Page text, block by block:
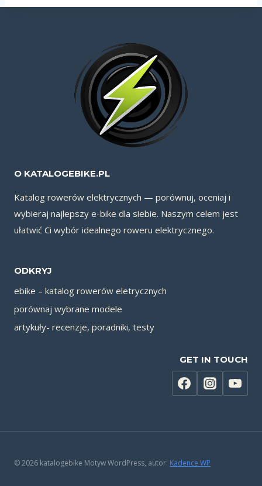
O KATALOGEBIKE.PL
Katalog rowerów elektrycznych — porównuj, oceniaj i
wybieraj najlepszy e-bike dla siebie. Naszym celem jest
ułatwić Ci wybór idealnego roweru elektrycznego.
ODKRYJ
ebike – katalog rowerów eletrycznych
porównaj wybrane modele
artykuły- recenzje, poradniki, testy
GET IN TOUCH
© 2026 katalogebike Motyw WordPress, autor: Kadence WP